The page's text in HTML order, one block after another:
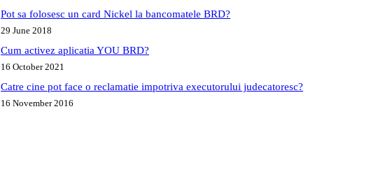
Pot sa folosesc un card Nickel la bancomatele BRD?
29 June 2018
Cum activez aplicatia YOU BRD?
16 October 2021
Catre cine pot face o reclamatie impotriva executorului judecatoresc?
16 November 2016